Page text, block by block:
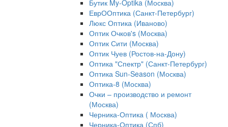
Бутик My-Optika (Москва)
ЕврООптика (Санкт-Петербург)
Люкс Оптика (Иваново)
Оптик Очков's (Москва)
Оптик Сити (Москва)
Оптик Чуев (Ростов-на-Дону)
Оптика "Спектр" (Санкт-Петербург)
Оптика Sun-Season (Москва)
Оптика-8 (Москва)
Очки – производство и ремонт
(Москва)
Черника-Оптика ( Москва)
Черника-Оптика (Спб)